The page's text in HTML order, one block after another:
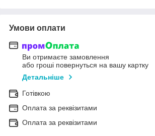
Умови оплати
Ви отримаєте замовлення
або гроші повернуться на вашу картку
Детальніше
Готівкою
Оплата за реквізитами
Оплата за реквізитами